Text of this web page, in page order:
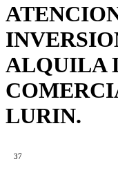
ALQUILA
LURIN.
37